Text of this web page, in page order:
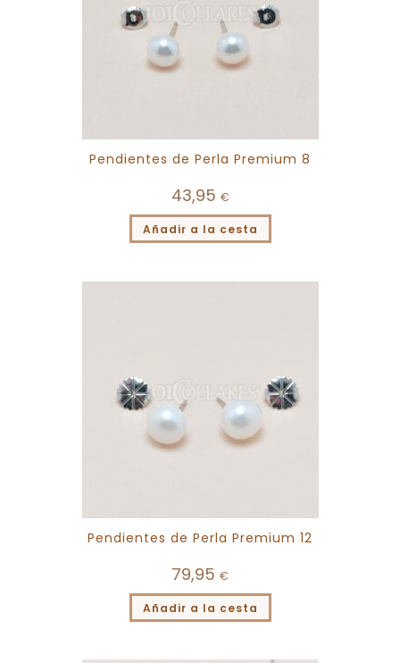
Pendientes de Perla Premium 8
43,95 €
Añadir a la cesta
Pendientes de Perla Premium 12
79,95 €
Añadir a la cesta